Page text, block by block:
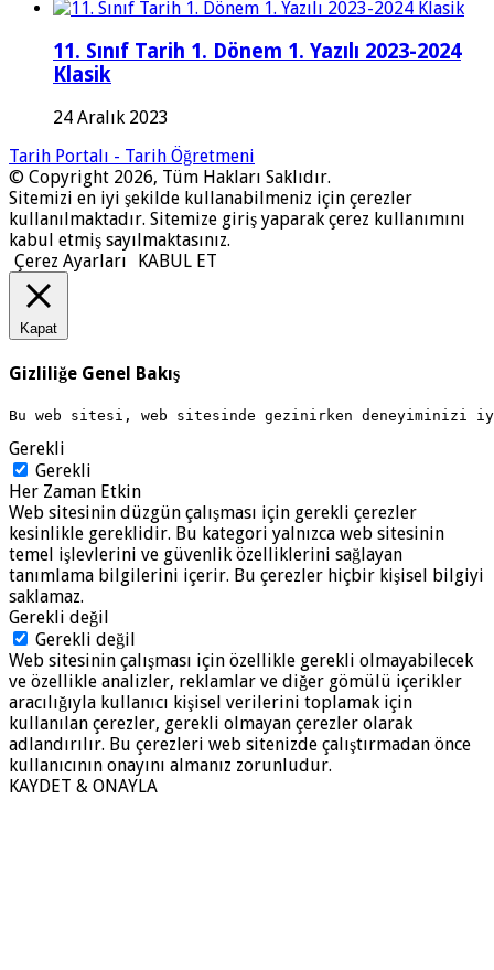
11. Sınıf Tarih 1. Dönem 1. Yazılı 2023-2024
Klasik
24 Aralık 2023
Tarih Portalı - Tarih Öğretmeni
© Copyright 2026, Tüm Hakları Saklıdır.
Sitemizi en iyi şekilde kullanabilmeniz için çerezler
kullanılmaktadır. Sitemize giriş yaparak çerez kullanımını
kabul etmiş sayılmaktasınız.
Çerez Ayarları
KABUL ET
Kapat
Gizliliğe Genel Bakış
Bu web sitesi, web sitesinde gezinirken deneyiminizi
Gerekli
Gerekli
Her Zaman Etkin
Web sitesinin düzgün çalışması için gerekli çerezler
kesinlikle gereklidir. Bu kategori yalnızca web sitesinin
temel işlevlerini ve güvenlik özelliklerini sağlayan
tanımlama bilgilerini içerir. Bu çerezler hiçbir kişisel bilgiyi
saklamaz.
Gerekli değil
Gerekli değil
Web sitesinin çalışması için özellikle gerekli olmayabilecek
ve özellikle analizler, reklamlar ve diğer gömülü içerikler
aracılığıyla kullanıcı kişisel verilerini toplamak için
kullanılan çerezler, gerekli olmayan çerezler olarak
adlandırılır. Bu çerezleri web sitenizde çalıştırmadan önce
kullanıcının onayını almanız zorunludur.
KAYDET & ONAYLA